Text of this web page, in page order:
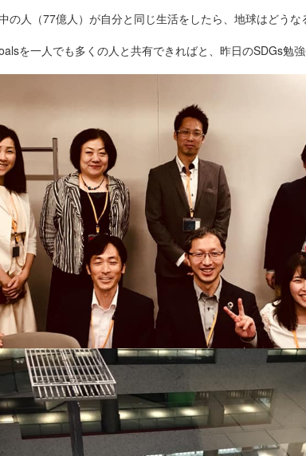
の人（77億人）が自分と同じ生活をしたら、地球はどうな
を一人でも多くの人と共有できればと、昨日のSDGs勉強